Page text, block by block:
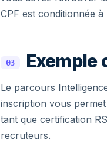
CPF est conditionnée
03 Exemple
Le parcours
inscription vous
tant que certification
recruteurs.